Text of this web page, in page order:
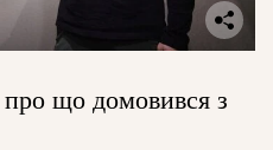
про що домовився з